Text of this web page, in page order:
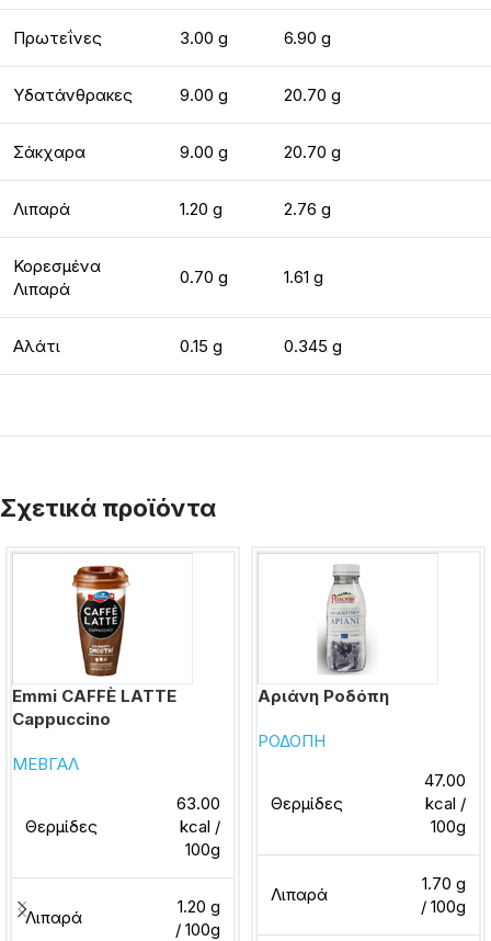
Πρωτεΐνες 3.00 g 6.90 g
Υδατάνθρακες 9.00 g 20.70 g
Σάκχαρα 9.00 g 20.70 g
Λιπαρά 1.20 g 2.76 g
Κορεσμένα
Λιπαρά
0.70 g 1.61 g
Αλάτι 0.15 g 0.345 g
Σχετικά προϊόντα
Emmi CAFFÈ LATTE
Cappuccino
ΜΕΒΓΑΛ
Θερμίδες
63.00
kcal /
100g
Λιπαρά
1.20 g
/ 100g
Αριάνη Ροδόπη
ΡΟΔΟΠΗ
Θερμίδες
47.00
kcal /
100g
Λιπαρά
1.70 g
/ 100g